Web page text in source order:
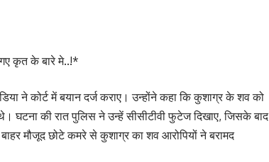
गए कृत के बारे मे..!*
ने कोर्ट में बयान दर्ज कराए। उन्होंने कहा कि कुशाग्र के शव को
घटना की रात पुलिस ने उन्हें सीसीटीवी फुटेज दिखाए, जिसके बाद
मौजूद छोटे कमरे से कुशाग्र का शव आरोपियों ने बरामद